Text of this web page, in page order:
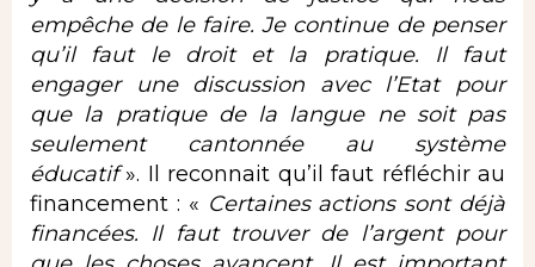
empêche de le faire. Je continue de penser
qu’il faut le droit et la pratique. Il faut
engager une discussion avec l’Etat pour
que la pratique de la langue ne soit pas
seulement cantonnée au système
éducatif». Il reconnait qu’il faut réfléchir au
financement : « Certaines actions sont déjà
financées. Il faut trouver de l’argent pour